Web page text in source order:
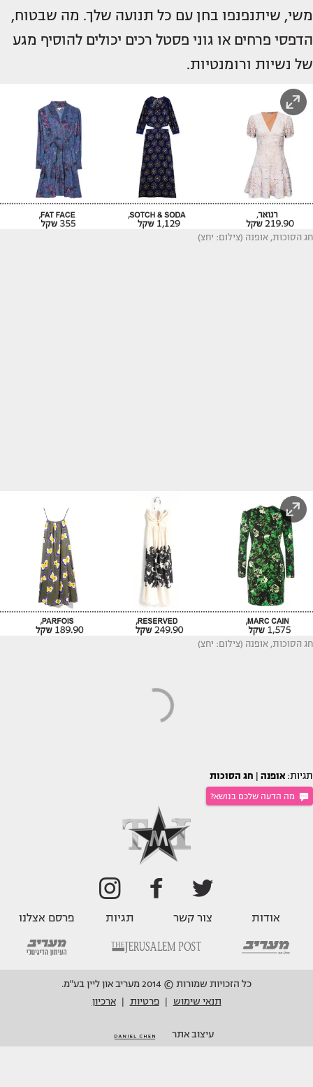
משי, שיתנפנפו בחן עם כל תנועה שלך. מה שבטוח,
הדפסי פרחים או גוני פסטל רכים יכולים להוסיף מגע
של נשיות ורומנטיות.
חג הסוכות, אופנה (צילום: יחצ)
חג הסוכות, אופנה (צילום: יחצ)
תגיות: אופנה חג הסוכות
מה הדעה שלכם בנושא?
אודות צור קשר תגיות פרסם אצלנו
כל הזכויות שמורות © 2014 מעריב און ליין בע"מ.
תנאי שימוש
פרטיות ארכיון
עיצוב אתר